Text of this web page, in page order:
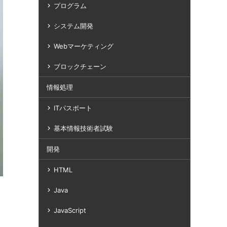
プログラム
システム開発
Webマーケティング
ブロックチェーン
情報処理
ITパスポート
基本情報技術者試験
開発
HTML
Java
JavaScript